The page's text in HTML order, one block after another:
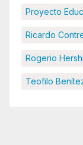
Proyecto
Ricardo
Rogerio
Teofilo